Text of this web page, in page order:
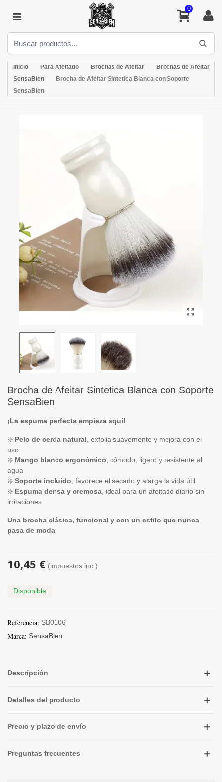
0
Inicio Para Afeitado Brochas de Afeitar
Brochas de Afeitar
SensaBien
Brocha de Afeitar Sintetica Blanca con Soporte
SensaBien
Brocha de Afeitar Sintetica Blanca con Soporte
SensaBien
¡La espuma perfecta empieza aquí!
❇️ Pelo de cerda natural , exfolia suavemente y mejora con el
uso
❇️ Mango blanco ergonómico , cómodo, ligero y resistente al
agua
❇️ Soporte incluido , favorece el secado y alarga la vida útil
❇️ Espuma densa y cremosa , ideal para un afeitado diario sin
irritaciones
Una brocha clásica, funcional y con un estilo que nunca
pasa de moda
10,45 € (impuestos inc.)
Disponible
Referencia: SB0106
Marca: SensaBien
Descripción
Detalles del producto
Precio y plazo de envío
Preguntas frecuentes